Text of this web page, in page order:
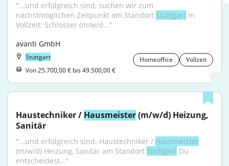
"...und erfolgreich sind, suchen wir zum
nächstmöglichen Zeitpunkt am Standort Stuttgart in
Vollzeit: Schlosser (m/w/d..."
avanti GmbH
Stuttgart Homeoffice
Vollzeit
Von 25.700,00 € bis 49.500,00 €
Haustechniker / Hausmeister (m/w/d) Heizung,
Sanitär
"...und erfolgreich sind. Haustechniker / Hausmeister
(m/w/d) Heizung, Sanitär am Standort Stuttgart Du
entscheidest..."